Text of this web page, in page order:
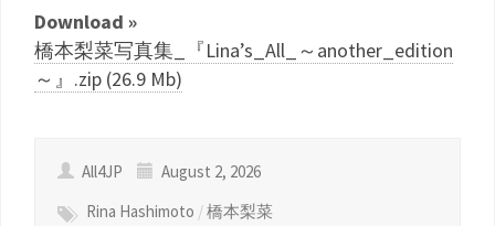
Download »
橋本梨菜写真集_『Lina’s_All_～another_edition
～』.zip (26.9 Mb)
All4JP
August 2, 2026
Rina Hashimoto /橋本梨菜